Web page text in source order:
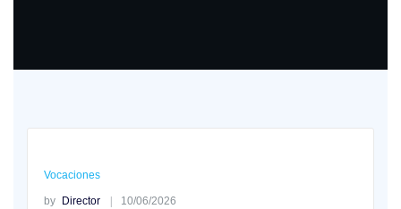
Vocaciones
by Director 10/06/2026